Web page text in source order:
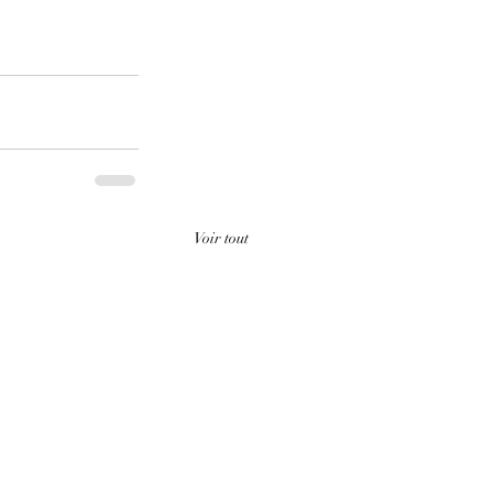
Voir tout